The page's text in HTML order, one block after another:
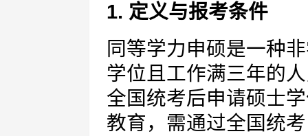
1. 定义与报考条件
同等学力申硕是一种
学位且工作满三年的
全国统考后申请硕士
教育，需通过全国统